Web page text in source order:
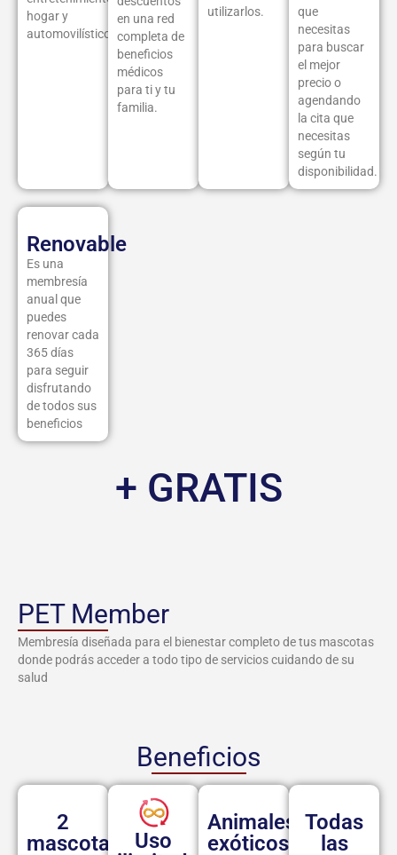
hogar y
automovilístico.
en una red
completa de
beneficios
médicos
para ti y tu
familia.
utilizarlos.
que
necesitas
para buscar
el mejor
precio o
agendando
la cita que
necesitas
según tu
disponibilidad.
Renovable
Es una
membresía
anual que
puedes
renovar cada
365 días
para seguir
disfrutando
de todos sus
beneficios
+ GRATIS
PET Member
Membresía diseñada para el bienestar completo de tus mascotas
donde podrás acceder a todo tipo de servicios cuidando de su
salud
Beneficios
2
mascotas
Uso
Animales
exóticos
Todas
las